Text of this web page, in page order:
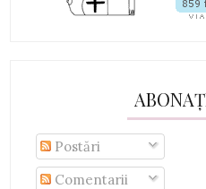
Postări
Comentarii